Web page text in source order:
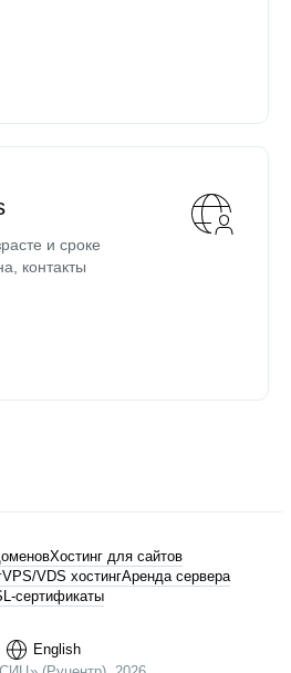
и сроке
контакты
English
Хостинг для сайтов
VPS/VDS хостингАренда сервера
сертификаты